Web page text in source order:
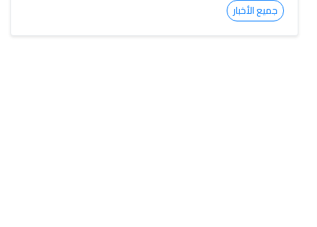
جميع الأخبار